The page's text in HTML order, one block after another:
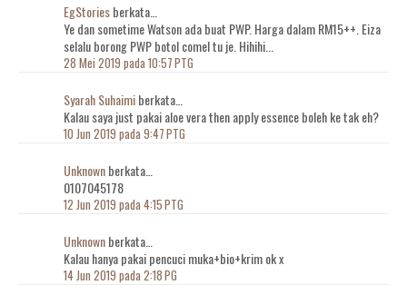
EgStoriesberkata…
Ye dan sometime Watson ada buat PWP. Harga dalam RM15++. Eiza
selalu borong PWP botol comel tu je. Hihihi...
28 Mei 2019 pada 10:57 PTG
Syarah Suhaimiberkata…
Kalau saya just pakai aloe vera then apply essence boleh ke tak eh?
10 Jun 2019 pada 9:47 PTG
Unknownberkata…
0107045178
12 Jun 2019 pada 4:15 PTG
Unknownberkata…
Kalau hanya pakai pencuci muka+bio+krim ok x
14 Jun 2019 pada 2:18 PG